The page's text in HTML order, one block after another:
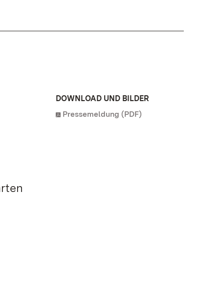
DOWNLOAD UND BILDER
Pressemeldung (PDF)